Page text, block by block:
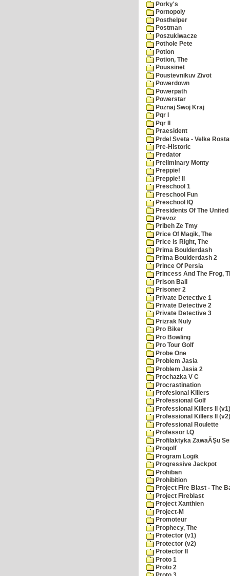
Porky's
Pornopoly
Posthelper
Postman
Poszukiwacze
Pothole Pete
Potion
Potion, The
Poussinet
Poustevnikuv Zivot
Powerdown
Powerpath
Powerstar
Poznaj Swoj Kraj
Pqr I
Pqr II
Praesident
Prdel Sveta - Velke
Pre-Historic
Predator
Preliminary Monty
Preppie!
Preppie! II
Preschool 1
Preschool Fun
Preschool IQ
Presidents Of The
Prevoz
Pribeh Ze Tmy
Price Of Magik, The
Price is Right, The
Prima Boulderdash
Prima Boulderdash 2
Prince Of Persia
Princess And The Frog,
Prison Ball
Prisoner 2
Private Detective 1
Private Detective 2
Private Detective 3
Prizrak Nuly
Pro Biker
Pro Bowling
Pro Tour Golf
Probe One
Problem Jasia
Problem Jasia 2
Prochazka V C
Procrastination
Profesional Killers
Professional Golf
Professional Killers II (v1)
Professional Killers II (v2)
Professional Roulette
Professor I.Q
Profilaktyka ZawaĂŞu
Progolf
Program Logik
Progressive Jackpot
Prohiban
Prohibition
Project Fire Blast - The
Project Fireblast
Project Xanthien
Project-M
Promoteur
Prophecy, The
Protector (v1)
Protector (v2)
Protector II
Proto 1
Proto 2